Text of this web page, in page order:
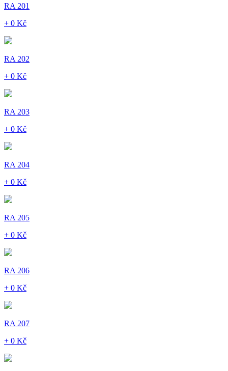
RA 201
+ 0 Kč
RA 202
+ 0 Kč
RA 203
+ 0 Kč
RA 204
+ 0 Kč
RA 205
+ 0 Kč
RA 206
+ 0 Kč
RA 207
+ 0 Kč